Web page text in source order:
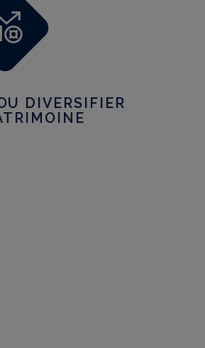
DIVERSIFIER